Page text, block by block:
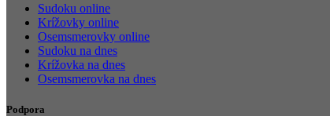
Sudoku online
Krížovky online
Osemsmerovky online
Sudoku na dnes
Krížovka na dnes
Osemsmerovka na dnes
Podpora